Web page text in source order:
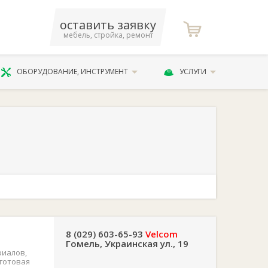
оставить заявку
мебель, стройка, ремонт
ОБОРУДОВАНИЕ, ИНСТРУМЕНТ УСЛУГИ
8 (029) 603-65-93 Velcom
Гомель, Украинская ул., 19